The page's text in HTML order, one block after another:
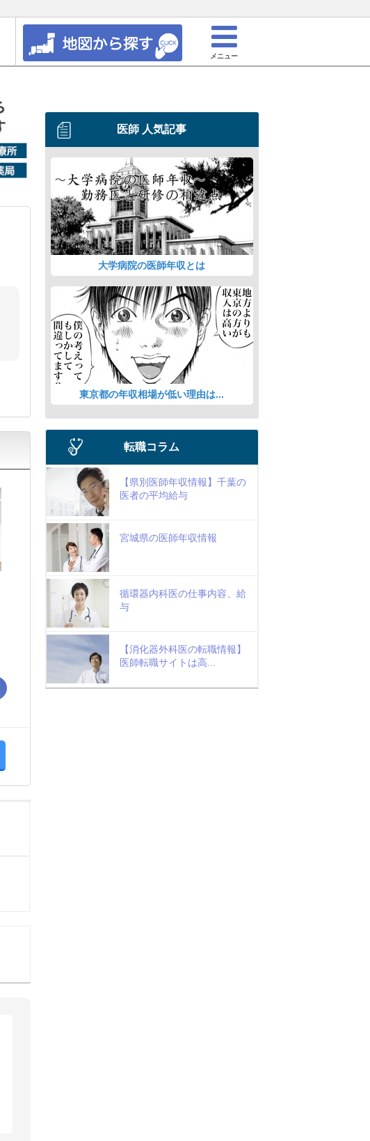
メニュー
医師 人気記事
大学病院の医師年収とは
東京都の年収相場が低い理由は...
転職コラム
【県別医師年収情報】千葉の
医者の平均給与
宮城県の医師年収情報
循環器内科医の仕事内容、給
与
【消化器外科医の転職情報】
医師転職サイトは高...